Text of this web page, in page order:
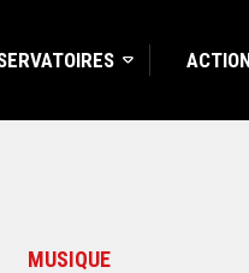
MUSIQUE